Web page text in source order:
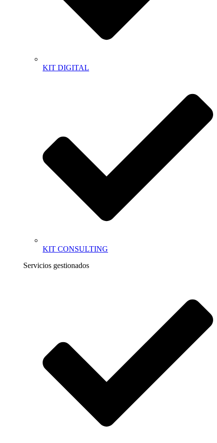
KIT DIGITAL
KIT CONSULTING
Servicios gestionados